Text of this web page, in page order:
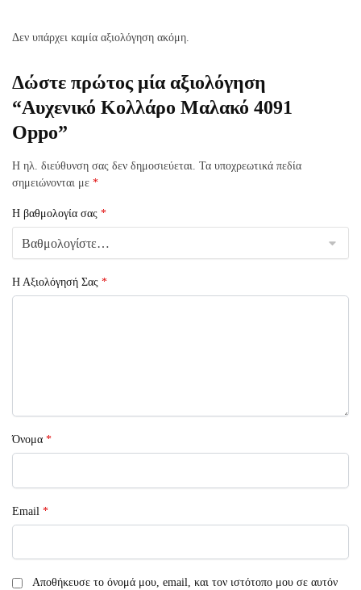
Δεν υπάρχει καμία αξιολόγηση ακόμη.
Δώστε πρώτος μία αξιολόγηση
“Αυχενικό Κολλάρο Μαλακό 4091
Oppo”
Η ηλ. διεύθυνση σας δεν δημοσιεύεται. Τα υποχρεωτικά πεδία
σημειώνονται με *
Η βαθμολογία σας *
Η Αξιολόγησή Σας *
Όνομα *
Email *
Αποθήκευσε το όνομά μου, email, και τον ιστότοπο μου σε αυτόν